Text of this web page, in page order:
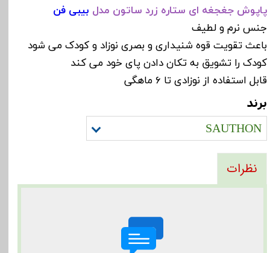
پاپوش جغجغه ای ستاره زرد ساتون مدل بیبی فن
جنس نرم و لطیف
باعث تقویت قوه شنیداری و بصری نوزاد و کودک می شود
کودک را تشویق به تکان دادن پای خود می کند
قابل استفاده از نوزادی تا 6 ماهگی
برند
SAUTHON
نظرات